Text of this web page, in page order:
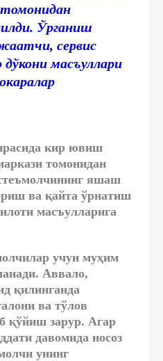
Ўрганиш
сервис
масъуллари
кир ювиш
томонидан
яшаш
ва қайта ўрнатиш
масъулларига
учун муҳим
Аввало,
қилинганда
ва тўлов
қўйиш зарур. Агар
давомида носоз
унинг